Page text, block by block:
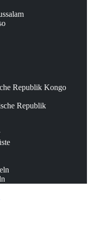
Republik Kongo
Republik